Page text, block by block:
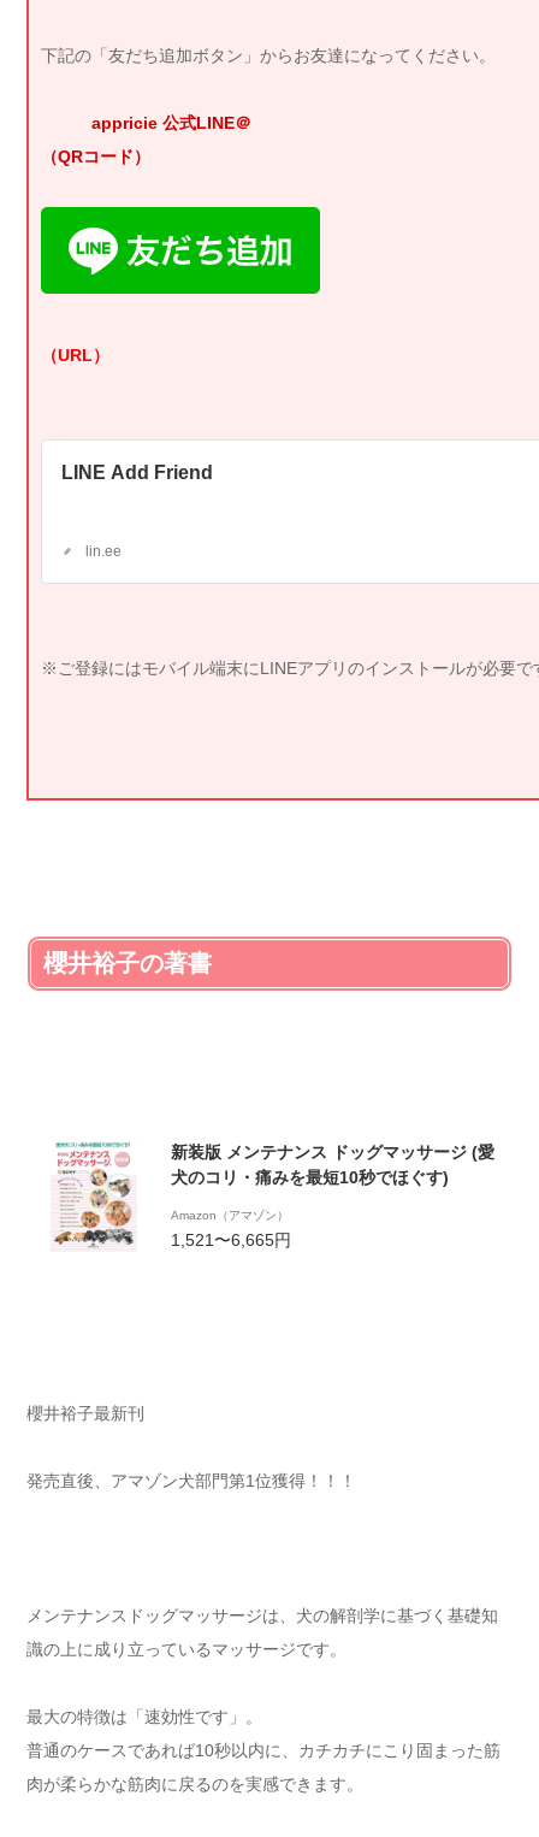
下記の「友だち追加ボタン」からお友達になってください。
appricie 公式LINE＠
（QRコード）
（URL）
LINE Add Friend
lin.ee
※ご登録にはモバイル端末にLINEアプリのインストールが必要で
櫻井裕子の著書
新装版 メンテナンス ドッグマッサージ (愛
犬のコリ・痛みを最短10秒でほぐす)
Amazon（アマゾン）
1,521〜6,665円
櫻井裕子最新刊
発売直後、アマゾン犬部門第1位獲得！！！
メンテナンスドッグマッサージは、犬の解剖学に基づく基礎知
識の上に成り立っているマッサージです。
最大の特徴は「速効性です」。
普通のケースであれば10秒以内に、カチカチにこり固まった筋
肉が柔らかな筋肉に戻るのを実感できます。